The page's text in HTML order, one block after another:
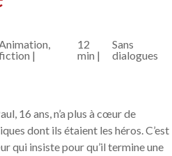
|
12
min |
Sans
dialogues
16 ans, n’a plus à cœur de
dont ils étaient les héros. C’est
qui insiste pour qu’il termine une